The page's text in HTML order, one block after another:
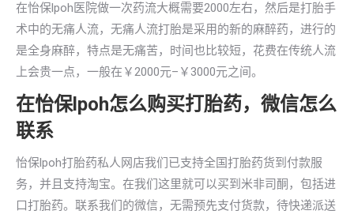
在怡保lpoh医院做一次药流大概需要2000左右，然后是打胎手
术中的无痛人流，无痛人流打胎是采用的新的麻醉药，进行的
是全身麻醉，特点是无痛苦，时间也比较短，花费在传统人流
上会贵一点，一般在￥2000元–￥3000元之间。
在怡保lpoh怎么购买打胎药，微信怎么
联系
怡保lpoh打胎药私人网店我们已支持全国打胎药货到付款服
务，并且支持淘宝。在我们这里就可以买到米非司酮，包括进
口打胎药。联系我们的微信，无需预先支付货款，待快递派送